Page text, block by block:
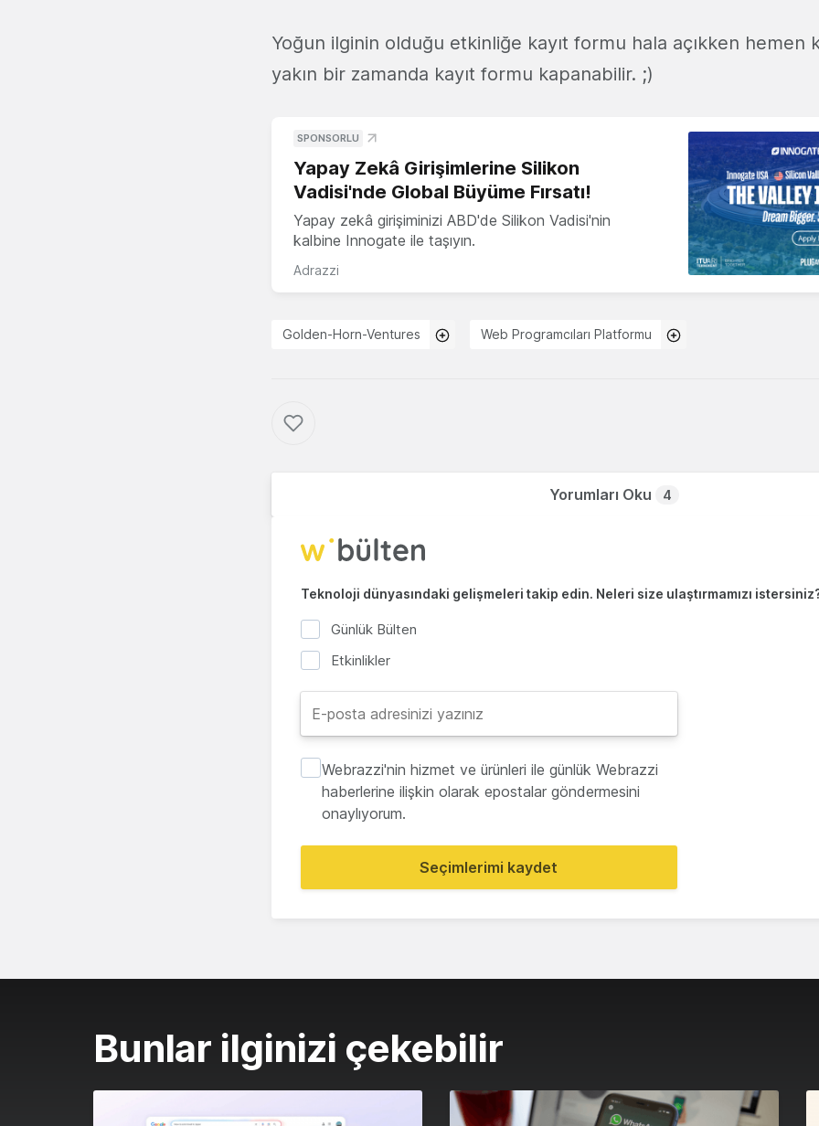
Yoğun ilginin olduğu etkinliğe kayıt formu hala açıkken hemen
yakın bir zamanda kayıt formu kapanabilir. ;)
SPONSORLU
Yapay Zekâ Girişimlerine Silikon
Vadisi'nde Global Büyüme Fırsatı!
Yapay zekâ girişiminizi ABD'de Silikon Vadisi'nin
kalbine Innogate ile taşıyın.
Adrazzi
Golden-Horn-Ventures Web Programcıları Platformu
Yorumları Oku 4
Teknoloji dünyasındaki gelişmeleri takip edin. Neleri size ulaştırmamızı
Günlük Bülten
Etkinlikler
Webrazzi'nin hizmet ve ürünleri ile günlük Webrazzi
haberlerine ilişkin olarak epostalar göndermesini
onaylıyorum.
Seçimlerimi kaydet
Bunlar ilginizi çekebilir